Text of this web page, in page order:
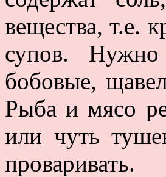
вещества, т.е.
супов.
бобовые,
Рыба и мясо
или чуть
проваривать.